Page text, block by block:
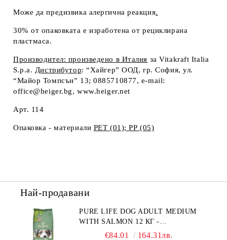
Може да предизвика алергична реакция.
30% от опаковката е изработена от рециклирана
пластмаса.
Производител: произведено в Италия за Vitakraft Italia
S.p.a. Дистрибутор: “Хайгер” ООД, гр. София, ул.
“Майор Томпсън” 13; 0885710877, e-mail:
office@heiger.bg, www.heiger.net
Арт. 114
Опаковка - материали PET (01);PP (05)
Най-продавани
PURE LIFE DOG ADULT MEDIUM
WITH SALMON 12 КГ -
ПЪЛНОЦЕННА ХРАНА ЗА
€84.01 164.31лв.